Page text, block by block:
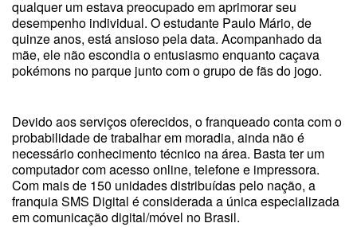
qualquer um estava preocupado em aprimorar seu
desempenho individual. O estudante Paulo Mário, de
quinze anos, está ansioso pela data. Acompanhado da
mãe, ele não escondia o entusiasmo enquanto caçava
pokémons no parque junto com o grupo de fãs do jogo.
Devido aos serviços oferecidos, o franqueado conta com o
probabilidade de trabalhar em moradia, ainda não é
necessário conhecimento técnico na área. Basta ter um
computador com acesso online, telefone e impressora.
Com mais de 150 unidades distribuídas pelo nação, a
franquia SMS Digital é considerada a única especializada
em comunicação digital/móvel no Brasil.